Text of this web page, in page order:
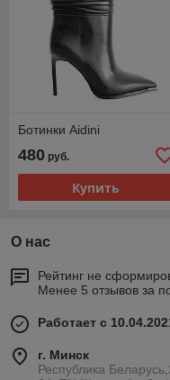
Ботинки Aidini
480 руб.
Купить
О нас
Рейтинг не
Менее 5 отзывов за
Работает с
г. Минск
Республика